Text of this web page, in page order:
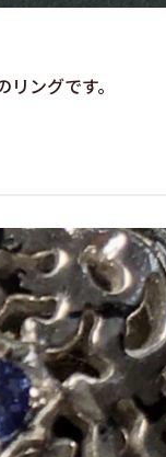
ングです。